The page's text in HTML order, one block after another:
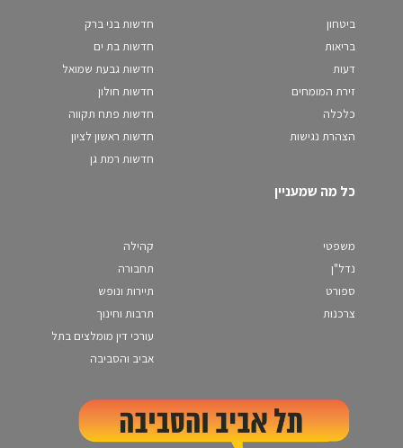
ביטחון
בריאות
דעות
זירת המומחים
כלכלה
הצהרת נגישות
חדשות בני ברק
חדשות בת ים
חדשות גבעת שמואל
חדשות חולון
חדשות פתח תקווה
חדשות ראשון לציון
חדשות רמת גן
כל מה שמעניין
משפטי
נדל"ן
ספורט
צרכנות
קהילה
תחבורה
תיירות ונופש
תרבות וחינוך
עורכי דין מומלצים בתל
אביב והסביבה